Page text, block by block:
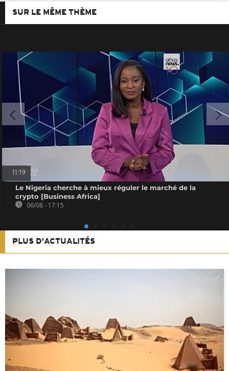
SUR LE MÊME THÈME
11:19
Le Nigeria cherche à mieux réguler le marché de la
crypto [Business Africa]
06/08 - 17:15
PLUS D'ACTUALITÉS